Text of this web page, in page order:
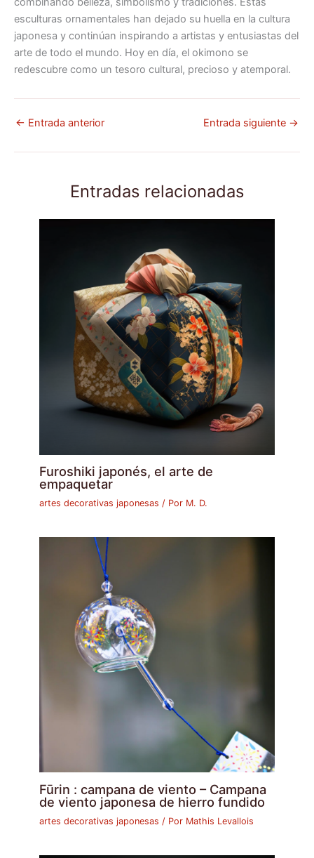
esculturas ornamentales han dejado su huella en la cultura
japonesa y continúan inspirando a artistas y entusiastas del
arte de todo el mundo. Hoy en día, el okimono se
redescubre como un tesoro cultural, precioso y atemporal.
← Entrada anterior Entrada siguiente →
Entradas relacionadas
Furoshiki japonés, el arte de
empaquetar
artes decorativas japonesas / Por M. D.
Fūrin : campana de viento – Campana
de viento japonesa de hierro fundido
artes decorativas japonesas / Por Mathis Levallois